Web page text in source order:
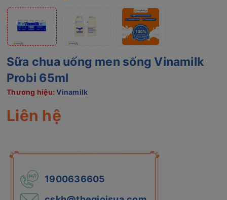
Sữa chua uống men sống Vinamilk
Probi 65ml
Thương hiệu:Vinamilk
Liên hệ
1900636605